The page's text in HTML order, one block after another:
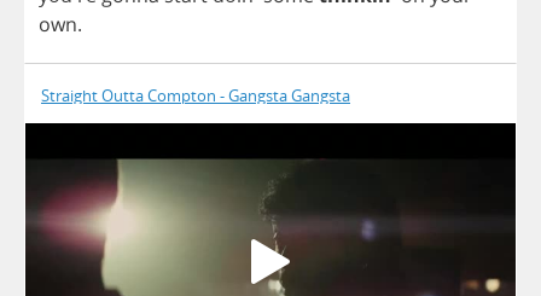
own.
Straight Outta Compton - Gangsta Gangsta